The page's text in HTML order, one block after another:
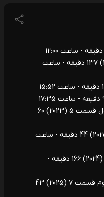
2- فیلم سینمایی شانه به شانه (2025) 137 دقیقه - ساعت
5- سریال آخرین بازمانده از ما فصل اول قسمت 5 (2023) 60
6- سریال چاله فصل اول قسمت 14 (2025) 44 دقیقه - ساعت
7- فیلم سینمایی کنت مونت کریستو (2024) 166 دقیقه -
8- سریال دردویل: تولد دوباره فصل دوم قسمت 7 (2025) 43